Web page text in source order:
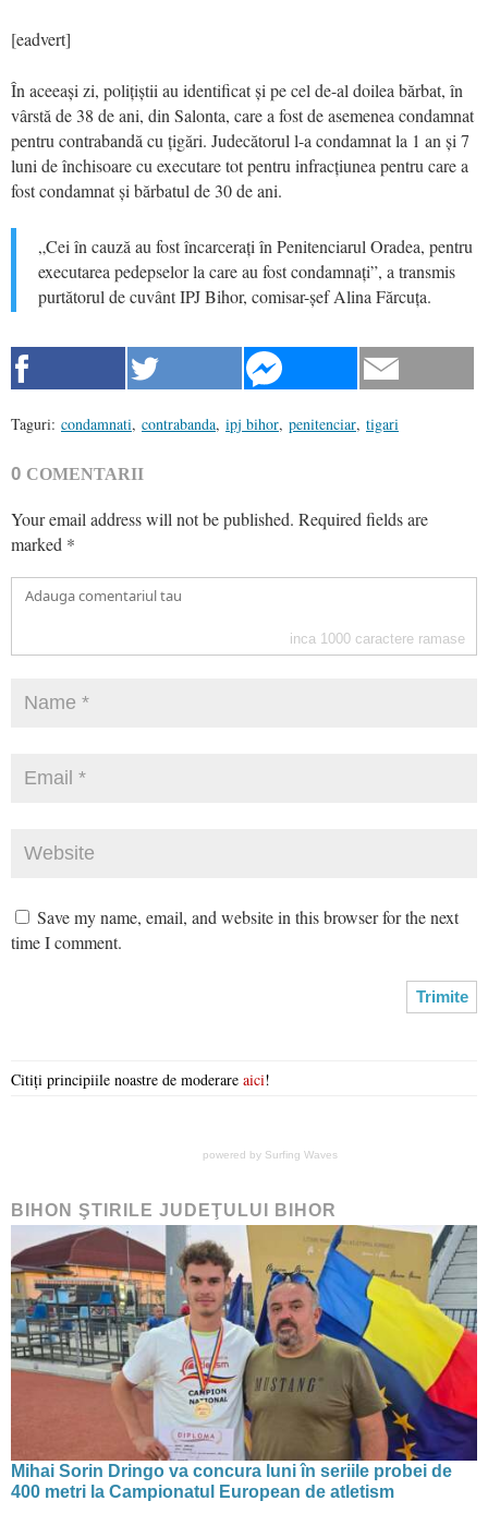
[eadvert]
În aceeași zi, polițiștii au identificat și pe cel de-al doilea bărbat, în
vârstă de 38 de ani, din Salonta, care a fost de asemenea condamnat
pentru contrabandă cu țigări. Judecătorul l-a condamnat la 1 an și 7
luni de închisoare cu executare tot pentru infracțiunea pentru care a
fost condamnat și bărbatul de 30 de ani.
„Cei în cauză au fost încarcerați în Penitenciarul Oradea, pentru
executarea pedepselor la care au fost condamnați”, a transmis
purtătorul de cuvânt IPJ Bihor, comisar-șef Alina Fărcuța.
Taguri: condamnati, contrabanda, ipj bihor, penitenciar, tigari
0 COMENTARII
Your email address will not be published. Required fields are
marked *
inca 1000 caractere ramase
Save my name, email, and website in this browser for the next
time I comment.
Citiți principiile noastre de moderare aici!
powered by Surfing Waves
BIHON ŞTIRILE JUDEŢULUI BIHOR
Mihai Sorin Dringo va concura luni în seriile probei de
400 metri la Campionatul European de atletism